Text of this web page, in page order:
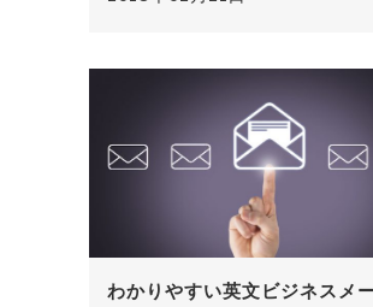
わかりやすい英文ビジネスメ